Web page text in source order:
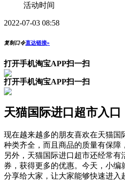
活动时间
2022-07-03 08:58
复制口令直达链接»
打开手机淘宝APP扫一扫
打开手机淘宝APP扫一扫
天猫国际进口超市入口
现在越来越多的朋友喜欢在天猫国
种类齐全，而且商品的质量有保障
另外，天猫国际进口超市还经常有
券，获得更多的优惠。今天，小编
分享给大家，让大家能够快速进入